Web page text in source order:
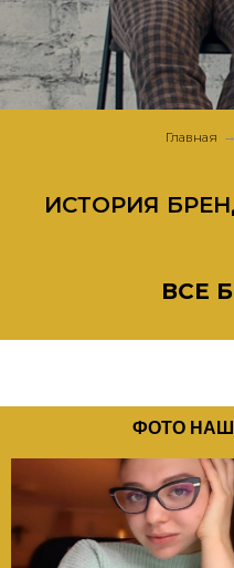
Главная →
ИСТОРИЯ
ВСЕ
ФОТО